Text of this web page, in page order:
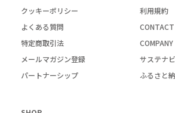
クッキーポリシー
利用規約
よくある質問
CONTACT
特定商取引法
COMPANY
メールマガジン登録
サステナ
パートナーシップ
ふるさと